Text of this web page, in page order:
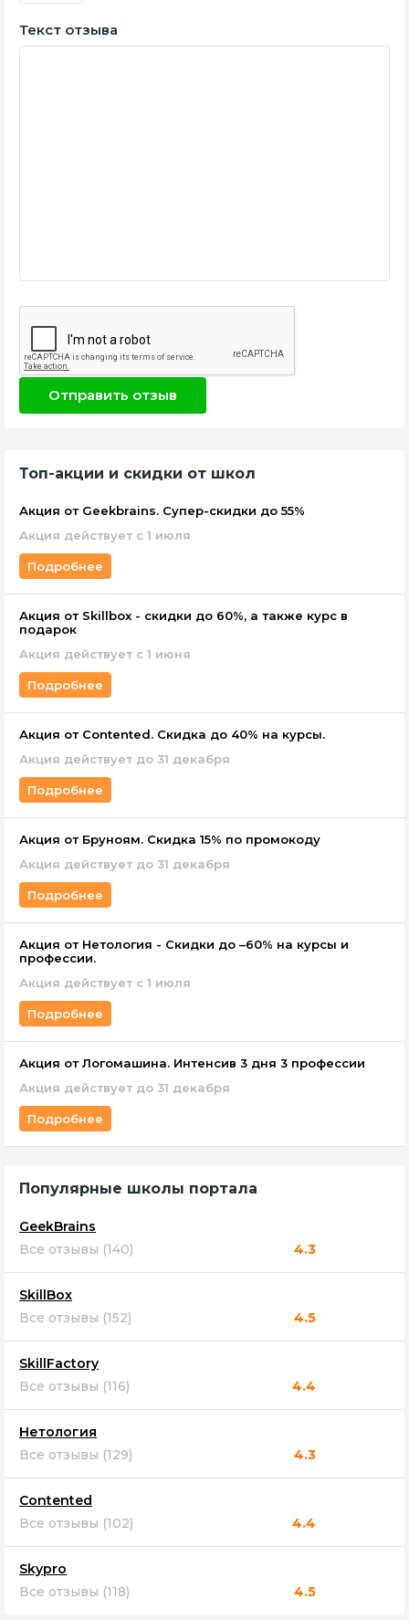
Текст отзыва
Отправить отзыв
Топ-акции и скидки от школ
Акция от Geekbrains. Супер-скидки до 55%
Акция действует с 1 июля
Подробнее
Акция от Skillbox - скидки до 60%, а также курс в
подарок
Акция действует c 1 июня
Подробнее
Акция от Contented. Скидка до 40% на курсы.
Акция действует до 31 декабря
Подробнее
Акция от Бруноям. Скидка 15% по промокоду
Акция действует до 31 декабря
Подробнее
Акция от Нетология - Скидки до –60% на курсы и
профессии.
Акция действует с 1 июля
Подробнее
Акция от Логомашина. Интенсив 3 дня 3 профессии
Акция действует до 31 декабря
Подробнее
Популярные школы портала
GeekBrains
Все отзывы (140)
4.3
SkillBox
Все отзывы (152)
4.5
SkillFactory
Все отзывы (116)
4.4
Нетология
Все отзывы (129)
4.3
Contented
Все отзывы (102)
4.4
Skypro
Все отзывы (118)
4.5